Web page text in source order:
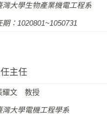
灣大學生物產業機電工程系
期：1020801~1050731
主任
耀文 教授
灣大學電機工程學系